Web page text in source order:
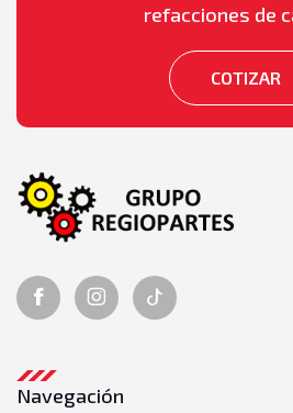
refacciones de
COTIZAR
Navegación